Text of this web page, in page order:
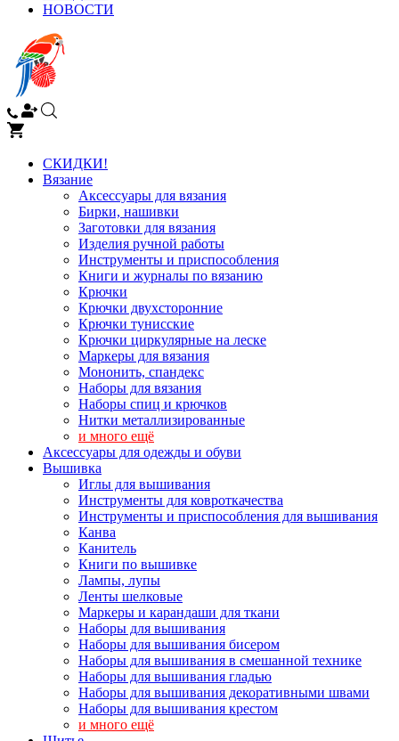
НОВОСТИ
СКИДКИ!
Вязание
Аксессуары для вязания
Бирки, нашивки
Заготовки для вязания
Изделия ручной работы
Инструменты и приспособления
Книги и журналы по вязанию
Крючки
Крючки двухсторонние
Крючки тунисские
Крючки циркулярные на леске
Маркеры для вязания
Мононить, спандекс
Наборы для вязания
Наборы спиц и крючков
Нитки металлизированные
и много ещё
Аксессуары для одежды и обуви
Вышивка
Иглы для вышивания
Инструменты для ковроткачества
Инструменты и приспособления для вышивания
Канва
Канитель
Книги по вышивке
Лампы, лупы
Ленты шелковые
Маркеры и карандаши для ткани
Наборы для вышивания
Наборы для вышивания бисером
Наборы для вышивания в смешанной технике
Наборы для вышивания гладью
Наборы для вышивания декоративными швами
Наборы для вышивания крестом
и много ещё